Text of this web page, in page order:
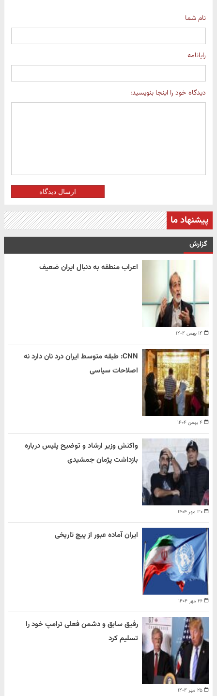
نام شما
رایانامه
دیدگاه خود را اینجا بنویسید:
ارسال دیدگاه
پیشنهاد ما
گزارش
۱۴ بهمن ۱۴۰۴
اعراب منطقه به دنبال ایران ضعیف
۴ بهمن ۱۴۰۴
CNN: طبقه متوسط ایران درد نان دارد نه
اصلاحات سیاسی
۳۰ مهر ۱۴۰۴
واکنش وزیر ارشاد و توضیح پلیس درباره
بازداشت پژمان جمشیدی
۲۶ مهر ۱۴۰۴
ایران آماده عبور از پیچ تاریخی
۲۵ مهر ۱۴۰۴
رفیق سابق و دشمن فعلی ترامپ خود را
تسلیم کرد